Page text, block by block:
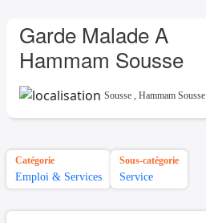
Garde Malade A
Hammam Sousse
Sousse , Hammam Sousse
Catégorie
Emploi & Services
Sous-catégorie
Service